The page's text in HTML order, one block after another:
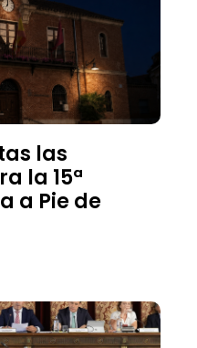
las
la 15ª
a Pie de